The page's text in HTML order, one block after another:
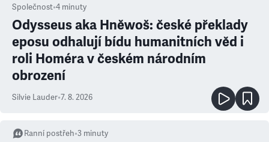
Společnost•4 minuty
Odysseus aka Hněwoš: české překlady
eposu odhalují bídu humanitních věd i
roli Homéra v českém národním
obrození
Silvie Lauder•7. 8. 2026
Ranní postřeh•3 minuty